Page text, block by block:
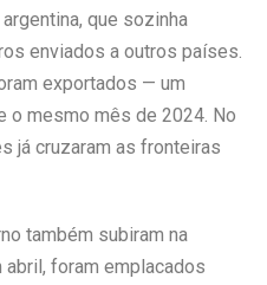
que sozinha
enviados a outros países.
exportados — um
o mesmo mês de 2024. No
já cruzaram as fronteiras
também subiram na
foram emplacados